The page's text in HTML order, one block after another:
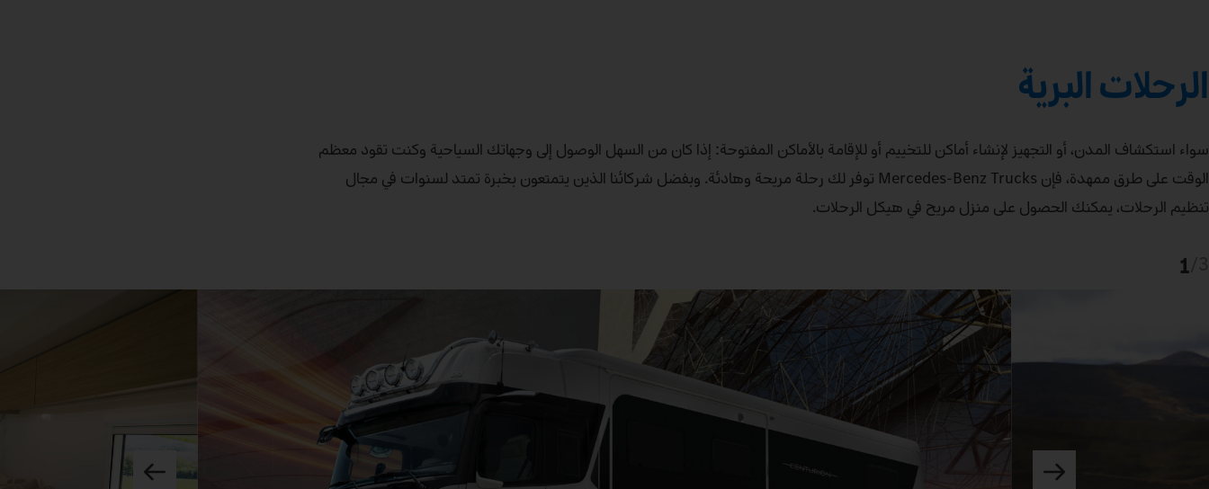
الرحلات البرية
سواء استكشاف المدن، أو التجهيز لإنشاء أماكن للتخييم أو للإقامة بالأماكن المفتوحة: إذا كان من السهل الوصول إلى وجهاتك السياحية وكنت تقود معظم
الوقت على طرق ممهدة، فإن Mercedes‑Benz Trucks توفر لك رحلة مريحة وهادئة. وبفضل شركائنا الذين يتمتعون بخبرة تمتد لسنوات في مجال
تنظيم الرحلات، يمكنك الحصول على منزل مريح في هيكل الرحلات.
1